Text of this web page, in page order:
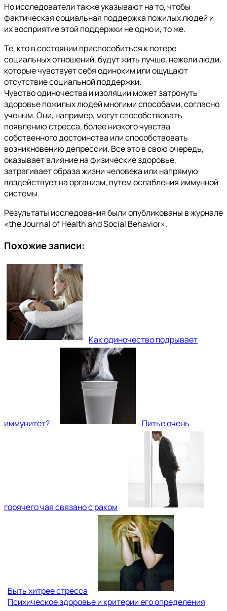
Но исследователи также указывают на то, чтобы
фактическая социальная поддержка пожилых людей и
их восприятие этой поддержки не одно и, то же.
Те, кто в состоянии приспособиться к потере
социальных отношений, будут жить лучше, нежели люди,
которые чувствует себя одиноким или ощущают
отсутствие социальной поддержки.
Чувство одиночества и изоляции может затронуть
здоровье пожилых людей многими способами, согласно
ученым. Они, например, могут способствовать
появлению стресса, более низкого чувства
собственного достоинства или способствовать
возникновению депрессии. Все это в свою очередь,
оказывает влияние на физические здоровье,
затрагивает образа жизни человека или напрямую
воздействует на организм, путем ослабления иммунной
системы.
Результаты исследования были опубликованы в журнале
«the Journal of Health and Social Behavior».
Похожие записи:
Как одиночество подрывает
иммунитет? Питье очень
горячего чая связано с раком
Быть хитрее стресса
Психическое здоровье и критерии его определения